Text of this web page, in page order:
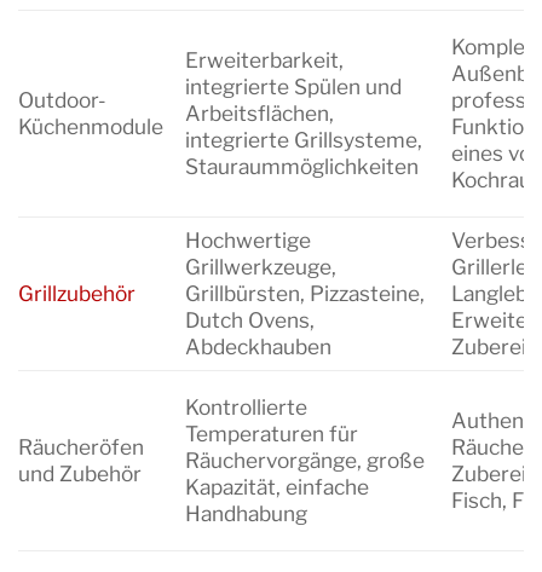
Outdoor-
Küchenmodule
Erweiterbarkeit,
integrierte Spülen und
Arbeitsflächen,
integrierte Grillsysteme,
Stauraummöglichkeiten
eines
Grillzubehör
Hochwertige
Grillwerkzeuge,
Grillbürsten, Pizzasteine,
Dutch Ovens,
Abdeckhauben
Räucheröfen
und Zubehör
Kontrollierte
Temperaturen für
Räuchervorgänge, große
Kapazität, einfache
Handhabung
Fisch,